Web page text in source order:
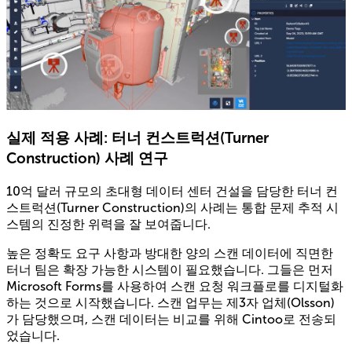
실제 적용 사례: 터너 컨스트럭션(Turner
Construction) 사례 연구
10억 달러 규모의 초대형 데이터 센터 건설을 담당한 터너 컨
스트럭션(Turner Construction)의 사례는 통합 문제 추적 시
스템의 진정한 위력을 잘 보여줍니다.
높은 정확도 요구 사항과 방대한 양의 스캔 데이터에 직면한
터너 팀은 확장 가능한 시스템이 필요했습니다. 그들은 먼저
Microsoft Forms를 사용하여 스캔 요청 워크플로를 디지털화
하는 것으로 시작했습니다. 스캔 업무는 제3자 업체(Olsson)
가 담당했으며, 스캔 데이터는 비교를 위해 Cintoo로 전송되
었습니다.